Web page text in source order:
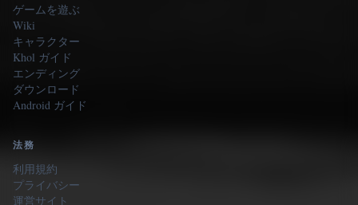
ゲームを遊ぶ
Wiki
キャラクター
Khol ガイド
エンディング
ダウンロード
Android ガイド
法務
利用規約
プライバシー
運営サイト